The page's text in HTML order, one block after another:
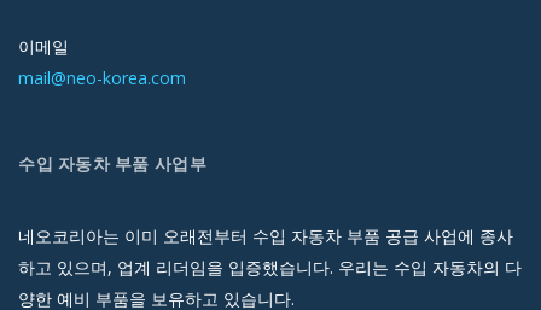
이메일
mail@neo-korea.com
수입 자동차 부품 사업부
네오코리아는 이미 오래전부터 수입 자동차 부품 공급 사업에 종사
하고 있으며, 업계 리더임을 입증했습니다. 우리는 수입 자동차의 다
양한 예비 부품을 보유하고 있습니다.